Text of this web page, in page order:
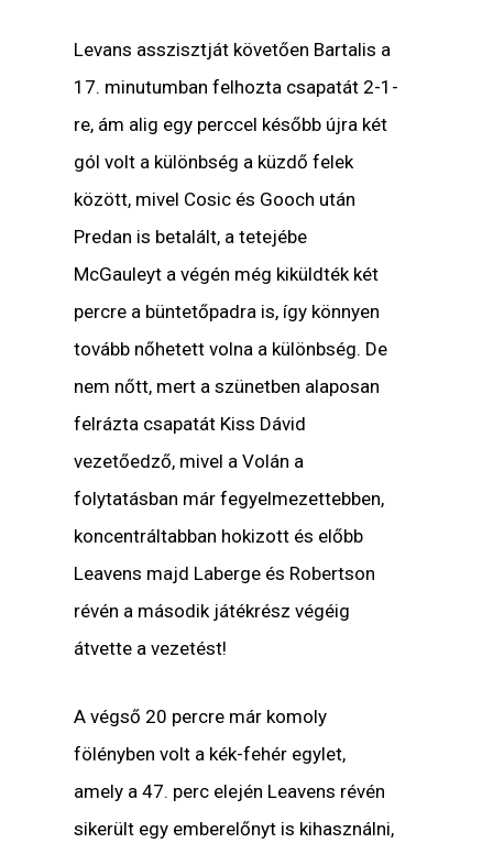
Levans asszisztját követően Bartalis a
17. minutumban felhozta csapatát 2-1-
re, ám alig egy perccel később újra két
gól volt a különbség a küzdő felek
között, mivel Cosic és Gooch után
Predan is betalált, a tetejébe
McGauleyt a végén még kiküldték két
percre a büntetőpadra is, így könnyen
tovább nőhetett volna a különbség. De
nem nőtt, mert a szünetben alaposan
felrázta csapatát Kiss Dávid
vezetőedző, mivel a Volán a
folytatásban már fegyelmezettebben,
koncentráltabban hokizott és előbb
Leavens majd Laberge és Robertson
révén a második játékrész végéig
átvette a vezetést!
A végső 20 percre már komoly
fölényben volt a kék-fehér egylet,
amely a 47. perc elején Leavens révén
sikerült egy emberelőnyt is kihasználni,